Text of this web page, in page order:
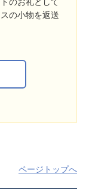
のお礼として
の小物を返送
ページトップへ